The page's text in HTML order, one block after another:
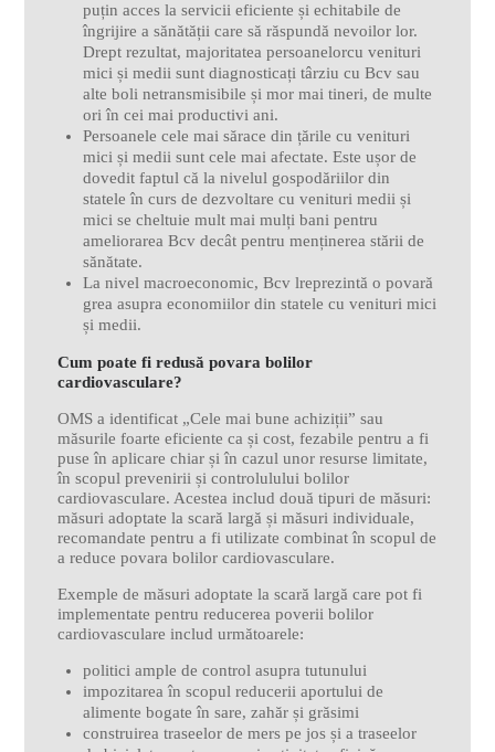
puțin acces la servicii eficiente și echitabile de
îngrijire a sănătății care să răspundă nevoilor lor.
Drept rezultat, majoritatea persoanelorcu venituri
mici și medii sunt diagnosticați târziu cu Bcv sau
alte boli netransmisibile și mor mai tineri, de multe
ori în cei mai productivi ani.
Persoanele cele mai sărace din țările cu venituri
mici și medii sunt cele mai afectate. Este ușor de
dovedit faptul că la nivelul gospodăriilor din
statele în curs de dezvoltare cu venituri medii și
mici se cheltuie mult mai mulți bani pentru
ameliorarea Bcv decât pentru menținerea stării de
sănătate.
La nivel macroeconomic, Bcv lreprezintă o povară
grea asupra economiilor din statele cu venituri mici
și medii.
Cum poate fi redusă povara bolilor
cardiovasculare?
OMS a identificat „Cele mai bune achiziții” sau
măsurile foarte eficiente ca și cost, fezabile pentru a fi
puse în aplicare chiar și în cazul unor resurse limitate,
în scopul prevenirii și controlulului bolilor
cardiovasculare. Acestea includ două tipuri de măsuri:
măsuri adoptate la scară largă și măsuri individuale,
recomandate pentru a fi utilizate combinat în scopul de
a reduce povara bolilor cardiovasculare.
Exemple de măsuri adoptate la scară largă care pot fi
implementate pentru reducerea poverii bolilor
cardiovasculare includ următoarele:
politici ample de control asupra tutunului
impozitarea în scopul reducerii aportului de
alimente bogate în sare, zahăr și grăsimi
construirea traseelor de mers pe jos și a traseelor